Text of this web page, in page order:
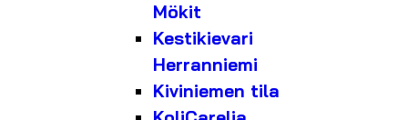
Mökit
Kestikievari
Herranniemi
Kiviniemen tila